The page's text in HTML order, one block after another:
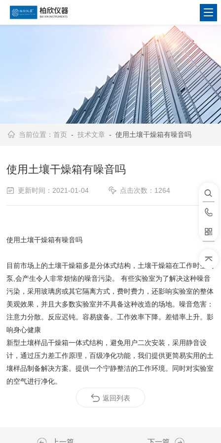
当前位置：首页 -技术文章 - 使用土壤干燥箱有噪音吗
使用土壤干燥箱有噪音吗
更新时间：2021-01-04 点击次数：1264
使用土壤干燥箱有噪音吗
目前市场上的土壤干燥箱多是分体式结构，土壤干燥箱在工作时空气
泵,会产生令人非常烦恼的噪音污染。 有些实验室为了解决这种噪音
污染，采用玻璃房或其它隔离方式，费时费力，还影响实验室的整体
美观效果，并且大多数实验室并不具备这种改造的场地。噪音危害：
注意力分散。反应迟钝。容易疲备。工作效率下降。差错率上升。影
响身心健康
新型土壤样品干燥箱一体式结构，避免用户二次安装，采用静音设
计，通过压力差工作原理，百级净化功能，我们提供更简易实用的土
壤样品制备解决方案。提供一个宁静整洁的工作环境。同时对实验室
的空气进行净化。
返回列表